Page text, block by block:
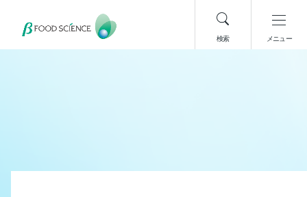
検索 メニュー